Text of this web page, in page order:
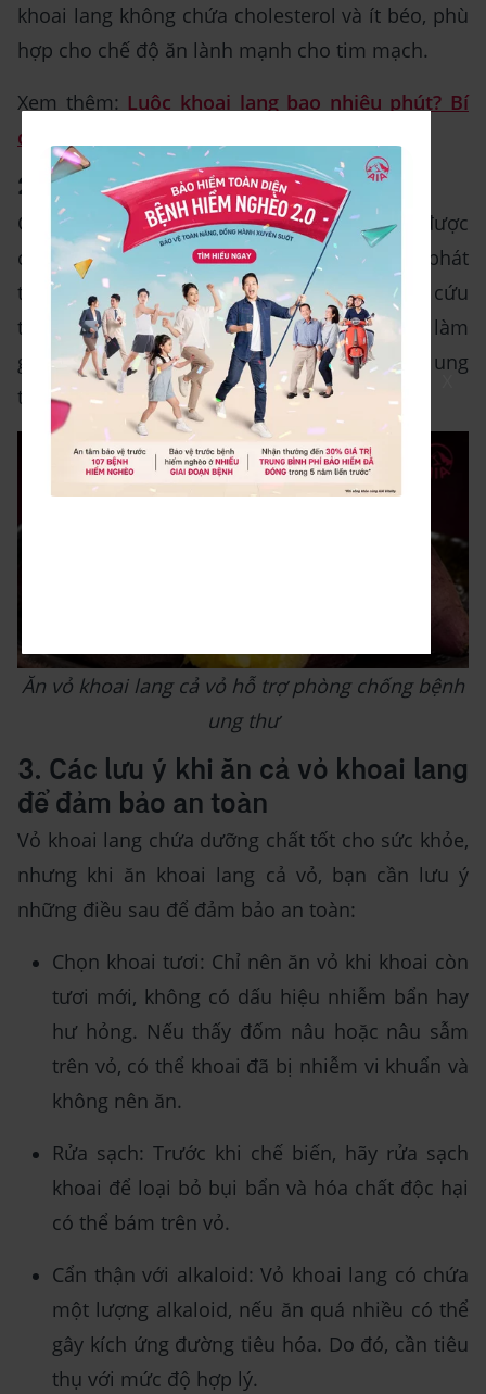
khoai lang không chứa cholesterol và ít béo, phù
hợp cho chế độ ăn lành mạnh cho tim mạch.
Xem thêm: Luộc khoai lang bao nhiêu phút? Bí
quyết luộc khoai lang ngon, ngọt, bùi
2.4 Phòng chống bệnh ung thư
Chất anthocyanin trong vỏ khoai lang đã được
chứng minh có khả năng ngăn ngừa sự phát
triển của tế bào ung thư trong các nghiên cứu
trên động vật. Sử dụng vỏ khoai lang có thể làm
giảm nguy cơ mắc một số loại ung thư như ung
thư dạ dày và ruột kết.
Ăn vỏ khoai lang cả vỏ hỗ trợ phòng chống bệnh
ung thư
3. Các lưu ý khi ăn cả vỏ khoai lang
để đảm bảo an toàn
Vỏ khoai lang chứa dưỡng chất tốt cho sức khỏe,
nhưng khi ăn khoai lang cả vỏ, bạn cần lưu ý
những điều sau để đảm bảo an toàn:
Chọn khoai tươi: Chỉ nên ăn vỏ khi khoai còn
tươi mới, không có dấu hiệu nhiễm bẩn hay
hư hỏng. Nếu thấy đốm nâu hoặc nâu sẫm
trên vỏ, có thể khoai đã bị nhiễm vi khuẩn và
không nên ăn.
Rửa sạch: Trước khi chế biến, hãy rửa sạch
khoai để loại bỏ bụi bẩn và hóa chất độc hại
có thể bám trên vỏ.
Cẩn thận với alkaloid: Vỏ khoai lang có chứa
một lượng alkaloid, nếu ăn quá nhiều có thể
gây kích ứng đường tiêu hóa. Do đó, cần tiêu
thụ với mức độ hợp lý.